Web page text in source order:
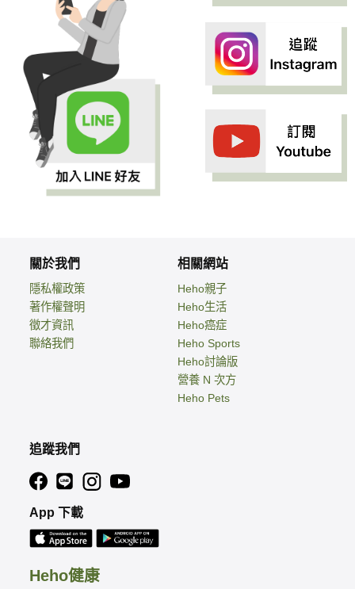
Heho健康
關於我們
隱私權政策
著作權聲明
徵才資訊
聯絡我們
相關網站
Heho親子
Heho生活
Heho癌症
Heho Sports
Heho討論版
營養 N 次方
Heho Pets
追蹤我們
App 下載